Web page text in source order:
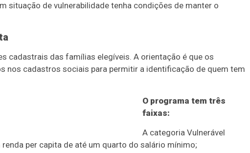
situação de vulnerabilidade tenha condições de manter o
cadastrais das famílias elegíveis. A orientação é que os
nos cadastros sociais para permitir a identificação de quem tem
O programa tem três
faixas:
A categoria Vulnerável
per capita de até um quarto do salário mínimo;